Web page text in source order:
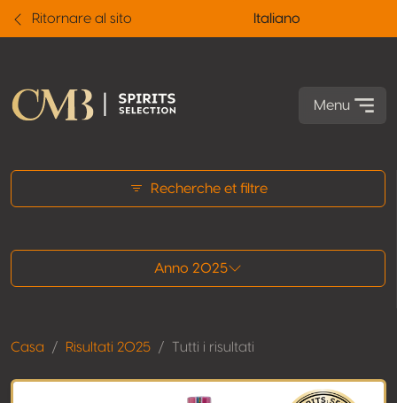
Ritornare al sito Italiano
Menu
Recherche et filtre
Anno 2025
Casa Risultati 2025 Tutti i risultati